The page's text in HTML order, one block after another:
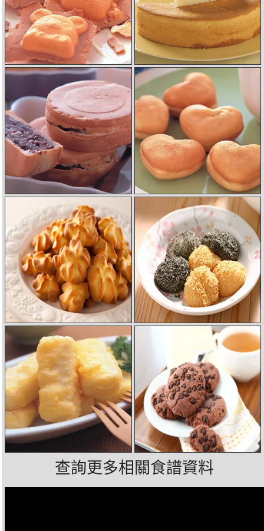
查詢更多相關食譜資料